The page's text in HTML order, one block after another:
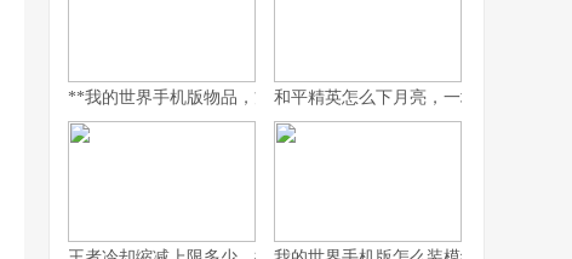
**我的世界手机版物品，方块宇宙间的生存哲学**
和平精英怎么下月亮，一场虚拟登月的